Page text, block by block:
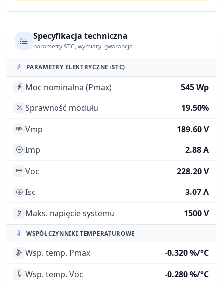
Specyfikacja techniczna
parametry STC, wymiary, gwarancja
PARAMETRY ELEKTRYCZNE (STC)
Moc nominalna (Pmax)
545 Wp
Sprawność modułu
19.50%
Vmp
189.60 V
Imp
2.88 A
Voc
228.20 V
Isc
3.07 A
Maks. napięcie systemu
1500 V
WSPÓŁCZYNNIKI TEMPERATUROWE
Wsp. temp. Pmax
-0.320 %/°C
Wsp. temp. Voc
-0.280 %/°C